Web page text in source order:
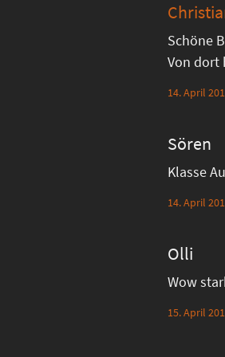
Schöne
Von dort
14. April
Sören
Klasse
14. April
Olli
Wow
15. April